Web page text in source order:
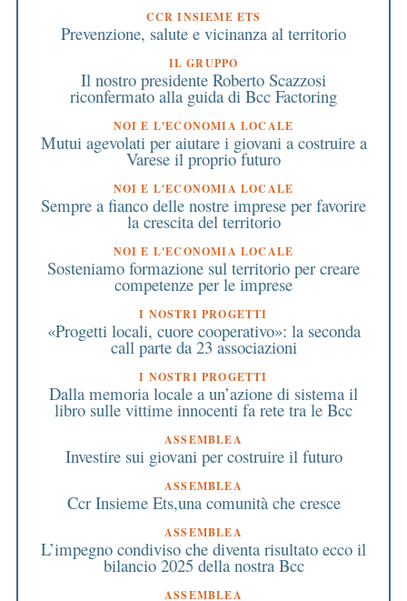
CCR INSIEME ETS
Prevenzione, salute e vicinanza al territorio
IL GRUPPO
Il nostro presidente Roberto Scazzosi
riconfermato alla guida di Bcc Factoring
NOI E L'ECONOMIA LOCALE
Mutui agevolati per aiutare i giovani a costruire a
Varese il proprio futuro
NOI E L'ECONOMIA LOCALE
Sempre a fianco delle nostre imprese per favorire
la crescita del territorio
NOI E L'ECONOMIA LOCALE
Sosteniamo formazione sul territorio per creare
competenze per le imprese
I NOSTRI PROGETTI
«Progetti locali, cuore cooperativo»: la seconda
call parte da 23 associazioni
I NOSTRI PROGETTI
Dalla memoria locale a un’azione di sistema il
libro sulle vittime innocenti fa rete tra le Bcc
ASSEMBLEA
Investire sui giovani per costruire il futuro
ASSEMBLEA
Ccr Insieme Ets,una comunità che cresce
ASSEMBLEA
L’impegno condiviso che diventa risultato ecco il
bilancio 2025 della nostra Bcc
ASSEMBLEA